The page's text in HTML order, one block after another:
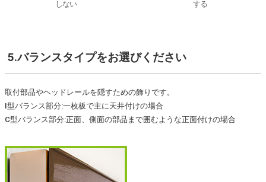
しない する
5.バランスタイプをお選びください
取付部品やヘッドレールを隠すための飾りです。
I型バランス部分:一枚板で主に天井付けの場合
C型バランス部分:正面、側面の部品まで囲むような正面付けの場合